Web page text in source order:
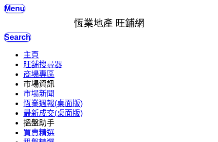
Menu
恆業地產 旺鋪網
Search
主頁
旺舖搜尋器
商場專區
市場資訊
市場新聞
恆業週報(桌面版)
最新成交(桌面版)
搵盤助手
買賣精選